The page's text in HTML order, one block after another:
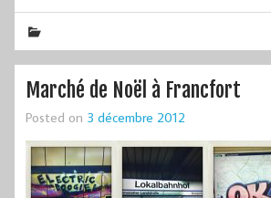
Marché de Noël à Francfort
Posted on 3 décembre 2012